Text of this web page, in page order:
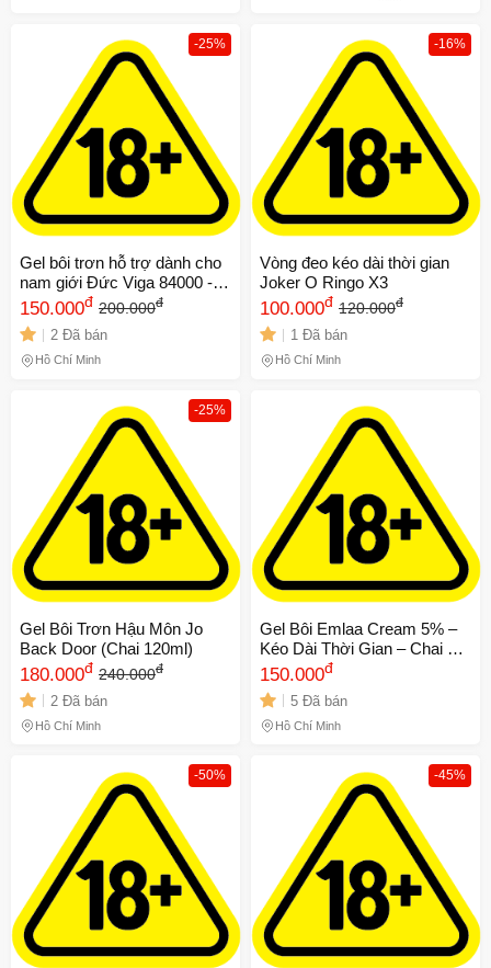
-25%
Gel bôi trơn hỗ trợ dành cho
nam giới Đức Viga 84000 -
Chai 45ml
150.000đ 200.000đ
2 Đã bán
Hồ Chí Minh
-16%
Vòng đeo kéo dài thời gian
Joker O Ringo X3
100.000đ 120.000đ
1 Đã bán
Hồ Chí Minh
-25%
Gel Bôi Trơn Hậu Môn Jo
Back Door (Chai 120ml)
180.000đ 240.000đ
2 Đã bán
Hồ Chí Minh
Gel Bôi Emlaa Cream 5% –
Kéo Dài Thời Gian – Chai 5g
664857
150.000đ
5 Đã bán
Hồ Chí Minh
-50% -45%